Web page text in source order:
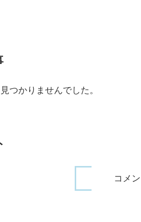
つかりませんでした。
コメ